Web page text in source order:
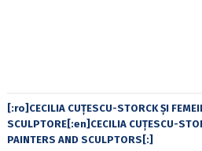
[:ro]CECILIA CUŢESCU-STORCK ŞI
SCULPTORE[:en]CECILIA CUŢESCU-
PAINTERS AND SCULPTORS[:]